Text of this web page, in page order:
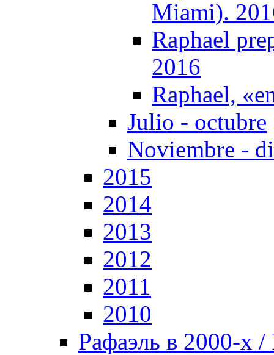
Miami).
Raphael
2016
Raphael,
Julio - octubre
Noviembre -
2015
2014
2013
2012
2011
2010
Рафаэль в 2000-х /